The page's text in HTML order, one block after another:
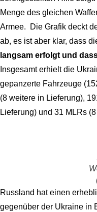
Menge des gleichen
Armee. Die Grafik deckt
ab, es ist aber klar, dass
langsam erfolgt und
Insgesamt erhielt die
gepanzerte Fahrzeuge
(8 weitere in Lieferung),
Lieferung) und 31 MLRs
Russland hat einen
gegenüber der Ukraine in